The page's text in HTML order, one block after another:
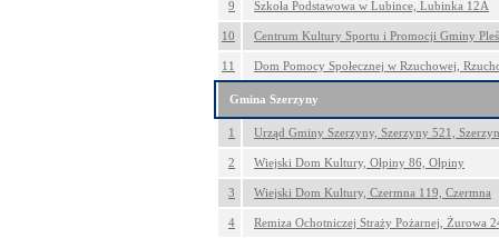
9 Szkoła Podstawowa w Lubince, Lubinka 12A
10 Centrum Kultury Sportu i Promocji Gminy
11 Dom Pomocy Społecznej w Rzuchowej,
Gmina Szerzyny
1 Urząd Gminy Szerzyny, Szerzyny 521,
2 Wiejski Dom Kultury, Ołpiny 86, Ołpiny
3 Wiejski Dom Kultury, Czermna 119, Czermna
4 Remiza Ochotniczej Straży Pożarnej, Żurowa